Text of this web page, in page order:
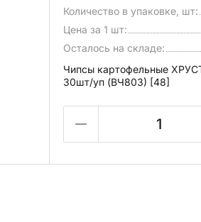
Количество в упаковке, шт:
Цена за 1 шт:
Осталось на складе:
Чипсы картофельные
30шт/уп (ВЧ803) [48]